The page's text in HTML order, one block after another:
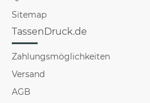
Sitemap
TassenDruck.de
Zahlungsmöglichkeiten
Versand
AGB